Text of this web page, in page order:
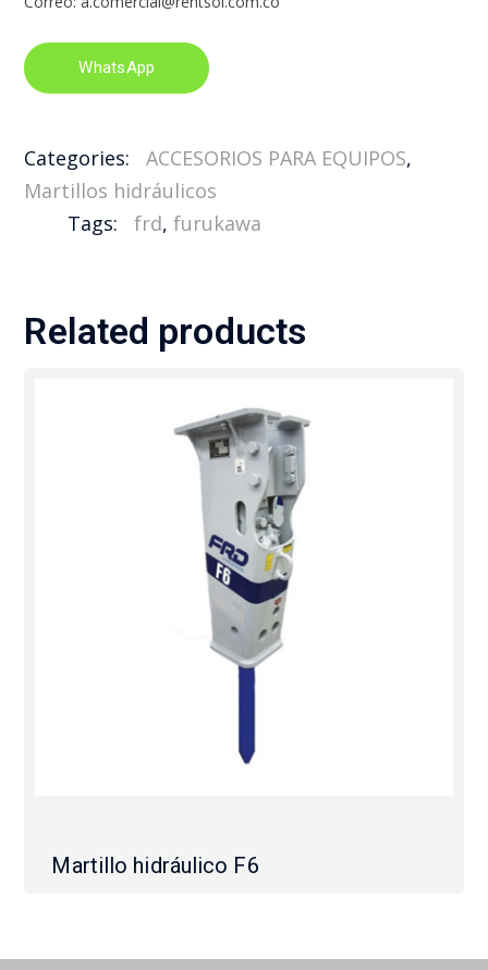
WhatsApp
Categories: ACCESORIOS PARA EQUIPOS,
Martillos hidráulicos
Tags:
frd,furukawa
Related products
Martillo hidráulico F6